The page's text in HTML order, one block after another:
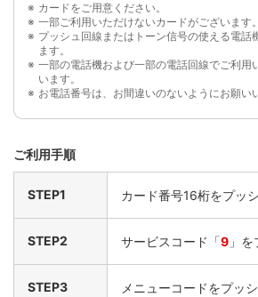
STEP 2. ログイン後、WEBサ
ーの「WEBサービストップ」を
カードをご用意ください。
一部ご利用いただけないカードがございます。
プッシュ回線またはトーン信号の使える電話
ます。
一部の電話機および一部の電話回線でご利用
います。
お電話番号は、お間違いのないようにお願い
ご利用手順
STEP1 カード番号16桁をプッ
STEP2 サービスコード「9 」
STEP3 メニューコードをプッシ